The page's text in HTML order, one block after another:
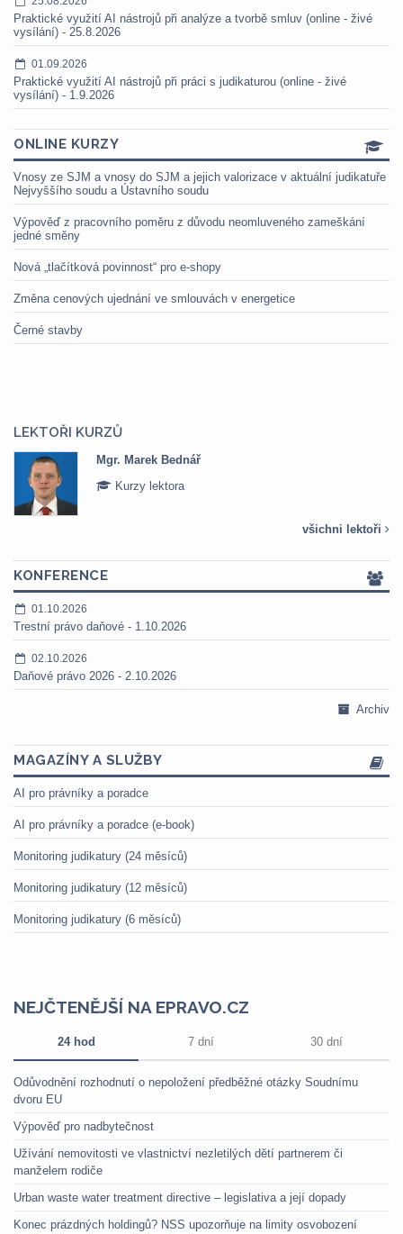
Praktické využití AI nástrojů při analýze a tvorbě smluv (online - živé
vysílání) - 25.8.2026
01.09.2026
Praktické využití AI nástrojů při práci s judikaturou (online - živé
vysílání) - 1.9.2026
ONLINE KURZY
Vnosy ze SJM a vnosy do SJM a jejich valorizace v aktuální judikatuře
Nejvyššího soudu a Ústavního soudu
Výpověď z pracovního poměru z důvodu neomluveného zameškání
jedné směny
Nová „tlačítková povinnost“ pro e-shopy
Změna cenových ujednání ve smlouvách v energetice
Černé stavby
LEKTOŘI KURZŮ
Mgr. Marek Bednář
Kurzy lektora
všichni lektoři
KONFERENCE
01.10.2026
Trestní právo daňové - 1.10.2026
02.10.2026
Daňové právo 2026 - 2.10.2026
Archiv
MAGAZÍNY A SLUŽBY
AI pro právníky a poradce
AI pro právníky a poradce (e-book)
Monitoring judikatury (24 měsíců)
Monitoring judikatury (12 měsíců)
Monitoring judikatury (6 měsíců)
NEJČTENĚJŠÍ NA EPRAVO.CZ
24 hod 7 dní 30 dní
Odůvodnění rozhodnutí o nepoložení předběžné otázky Soudnímu
dvoru EU
Výpověď pro nadbytečnost
Užívání nemovitosti ve vlastnictví nezletilých dětí partnerem či
manželem rodiče
Urban waste water treatment directive – legislativa a její dopady
Konec prázdných holdingů? NSS upozorňuje na limity osvobození